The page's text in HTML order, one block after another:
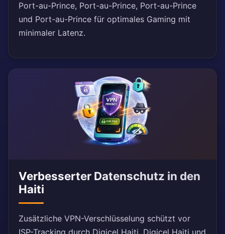
Port-au-Prince, Port-au-Prince, Port-au-Prince
und Port-au-Prince für optimales Gaming mit
minimaler Latenz.
Verbesserter Datenschutz in den
Haiti
Zusätzliche VPN-Verschlüsselung schützt vor